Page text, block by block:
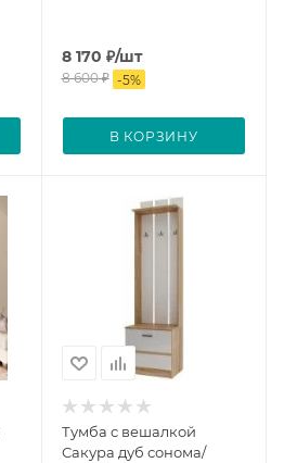
8 170 ₽/шт
8 600₽ -5%
В КОРЗИНУ
Тумба с вешалкой
Сакура дуб сонома/